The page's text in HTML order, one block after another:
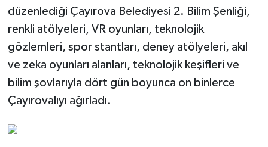
düzenlediği Çayırova Belediyesi 2. Bilim Şenliği,
renkli atölyeleri, VR oyunları, teknolojik
gözlemleri, spor stantları, deney atölyeleri, akıl
ve zeka oyunları alanları, teknolojik keşifleri ve
bilim şovlarıyla dört gün boyunca on binlerce
Çayırovalıyı ağırladı.